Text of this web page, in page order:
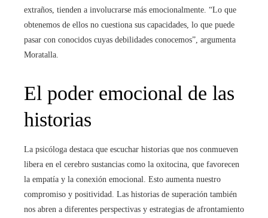
extraños, tienden a involucrarse más emocionalmente. “Lo que
obtenemos de ellos no cuestiona sus capacidades, lo que puede
pasar con conocidos cuyas debilidades conocemos”, argumenta
Moratalla.
El poder emocional de las
historias
La psicóloga destaca que escuchar historias que nos conmueven
libera en el cerebro sustancias como la oxitocina, que favorecen
la empatía y la conexión emocional. Esto aumenta nuestro
compromiso y positividad. Las historias de superación también
nos abren a diferentes perspectivas y estrategias de afrontamiento